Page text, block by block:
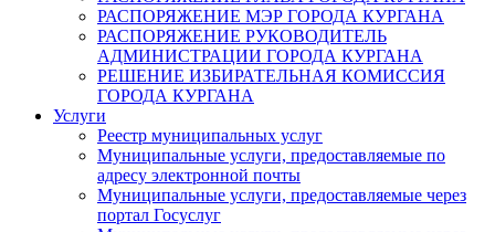
РАСПОРЯЖЕНИЕ МЭР ГОРОДА КУРГАНА
РАСПОРЯЖЕНИЕ РУКОВОДИТЕЛЬ
АДМИНИСТРАЦИИ ГОРОДА КУРГАНА
РЕШЕНИЕ ИЗБИРАТЕЛЬНАЯ КОМИССИЯ
ГОРОДА КУРГАНА
Услуги
Реестр муниципальных услуг
Муниципальные услуги, предоставляемые по
адресу электронной почты
Муниципальные услуги, предоставляемые через
портал Госуслуг